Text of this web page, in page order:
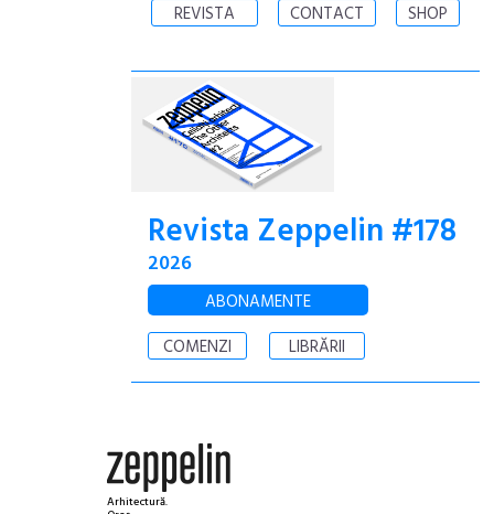
REVISTA CONTACT SHOP
Revista Zeppelin #178
2026
ABONAMENTE
COMENZI
LIBRĂRII
Arhitectură.